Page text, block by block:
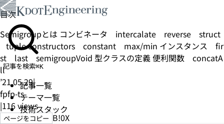
記事を検索⌘K
記事一覧
テーマ一覧
技術スタック
目次
Semigroupとは コンビネータ intercalate reverse
struct
tupleconstructors constant max/min インスタンス
fir
st
last semigroupVoid 型クラスの定義便利関数
concatA
ll
’21.05.29|
fpfp-ts
|116views
ページをコピー B!0X